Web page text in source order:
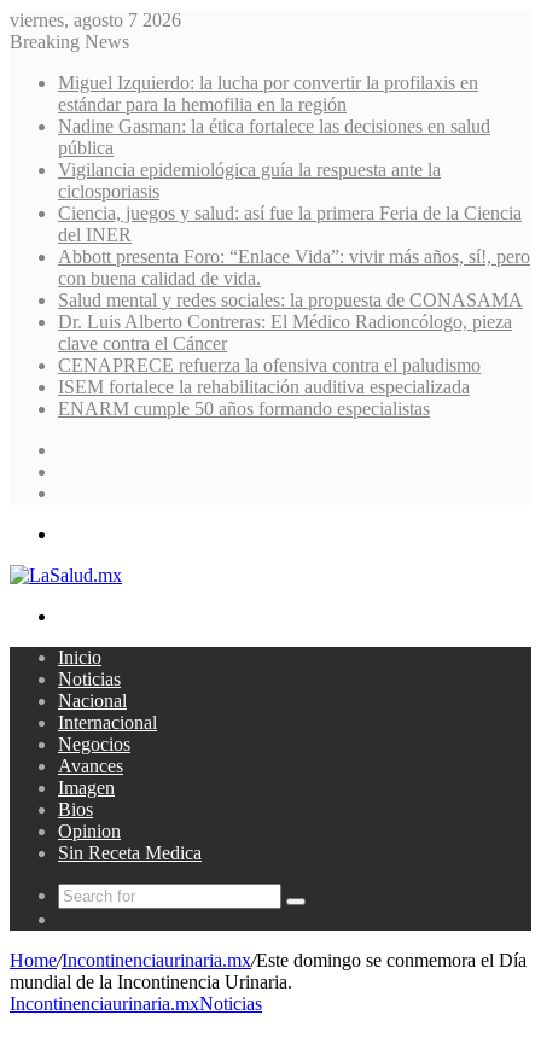
viernes, agosto 7 2026
Breaking News
Miguel Izquierdo: la lucha por convertir la profilaxis en
estándar para la hemofilia en la región
Nadine Gasman: la ética fortalece las decisiones en salud
pública
Vigilancia epidemiológica guía la respuesta ante la
ciclosporiasis
Ciencia, juegos y salud: así fue la primera Feria de la Ciencia
del INER
Abbott presenta Foro: “Enlace Vida”: vivir más años, sí!, pero
con buena calidad de vida.
Salud mental y redes sociales: la propuesta de CONASAMA
Dr. Luis Alberto Contreras: El Médico Radioncólogo, pieza
clave contra el Cáncer
CENAPRECE refuerza la ofensiva contra el paludismo
ISEM fortalece la rehabilitación auditiva especializada
ENARM cumple 50 años formando especialistas
Inicio
Noticias
Nacional
Internacional
Negocios
Avances
Imagen
Bios
Opinion
Sin Receta Medica
Search
for
Home/Incontinenciaurinaria.mx/Este domingo se conmemora el Día
mundial de la Incontinencia Urinaria.
Incontinenciaurinaria.mxNoticias